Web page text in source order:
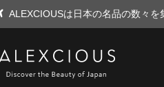
ALEXCIOUSは日本の名品の数々を
ALEXCIOUS